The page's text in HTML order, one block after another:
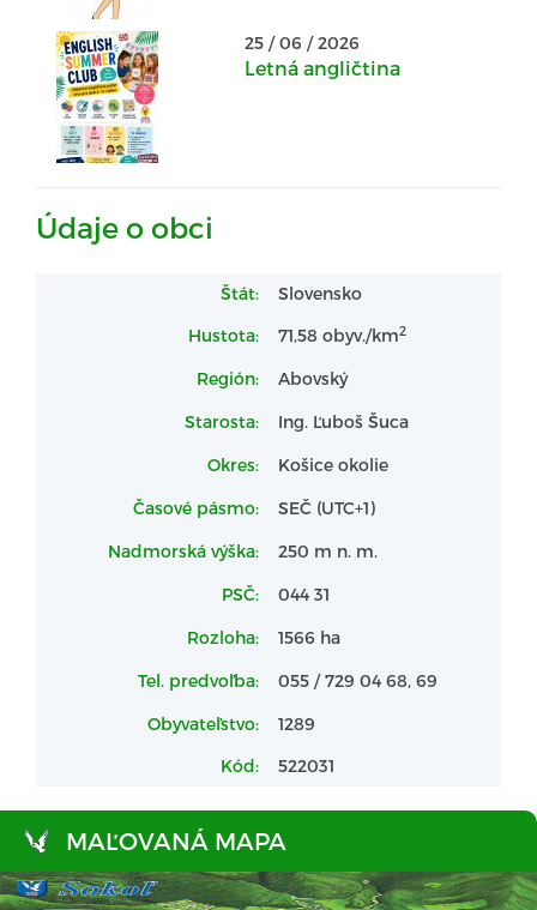
Hornádom
25 / 06 / 2026
Letná angličtina
Údaje o obci
Štát: Slovensko
Hustota: 71,58 obyv./km2
Región: Abovský
Starosta: Ing. Ľuboš Šuca
Okres: Košice okolie
Časové pásmo: SEČ (UTC+1)
Nadmorská výška: 250 m n. m.
PSČ: 044 31
Rozloha: 1566 ha
Tel. predvoľba: 055 / 729 04 68, 69
Obyvateľstvo: 1289
Kód: 522031
MAĽOVANÁ MAPA